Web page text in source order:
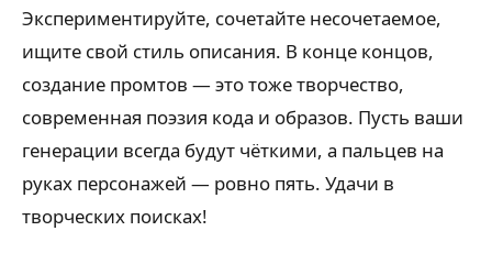
Экспериментируйте, сочетайте несочетаемое,
ищите свой стиль описания. В конце концов,
создание промтов — это тоже творчество,
современная поэзия кода и образов. Пусть ваши
генерации всегда будут чёткими, а пальцев на
руках персонажей — ровно пять. Удачи в
творческих поисках!